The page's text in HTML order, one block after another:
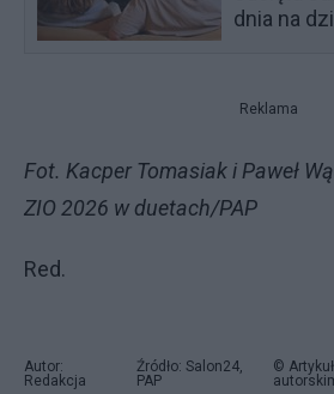
dnia na
Reklama
Fot. Kacper Tomasiak i Paweł
ZIO 2026 w duetach/PAP
Red.
Autor:
Redakcja
Źródło: Salon24,
PAP
©